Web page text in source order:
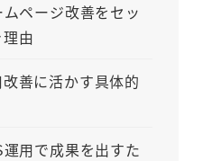
ページ改善をセッ
由
善に活かす具体的
用で成果を出すた